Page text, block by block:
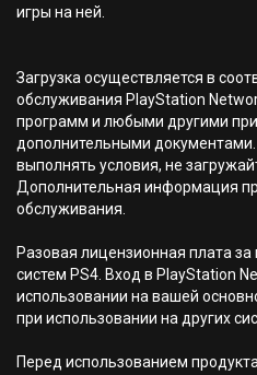
игры на ней.
Загрузка осуществляется в
обслуживания PlayStation
программ и любыми другими
дополнительными
выполнять условия, не
Дополнительная информация
обслуживания.
Разовая лицензионная плата за
систем PS4. Вход в PlayStation
использовании на вашей
при использовании на других
Перед использованием